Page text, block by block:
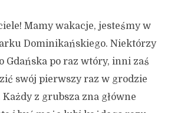
Mamy wakacje, jesteśmy w
Dominikańskiego. Niektórzy
Gdańska po raz wtóry, inni zaś
swój pierwszy raz w grodzie
Każdy z grubsza zna główne